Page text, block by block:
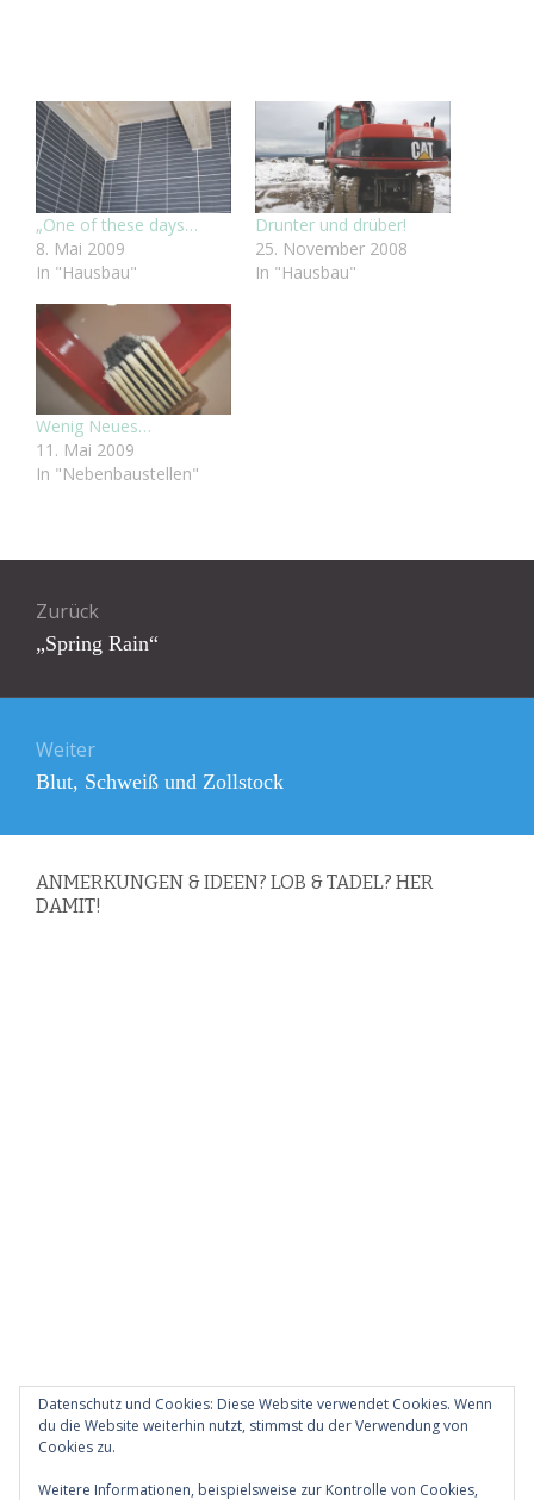
„One of these days…
8. Mai 2009
In "Hausbau"
Drunter und drüber!
25. November 2008
In "Hausbau"
Wenig Neues…
11. Mai 2009
In "Nebenbaustellen"
Zurück
Vorheriger
„Spring Rain“
Weiter
Nächster
Blut, Schweiß und Zollstock
ANMERKUNGEN & IDEEN? LOB & TADEL? HER
DAMIT!
Diese Website verwendet Akismet, um Spam zu
Datenschutz und Cookies: Diese Website verwendet Cookies. Wenn
du die Website weiterhin nutzt, stimmst du der Verwendung von
Cookies zu.
Weitere Informationen, beispielsweise zur Kontrolle von Cookies,